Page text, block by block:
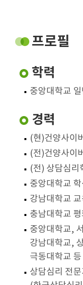
프로필
학력
중앙대학교
경력
(현)건양사이
(전)건양사이
(전) 상담심리
중앙대학교
강남대학교
충남대학교
중앙대학교,
강남대학교,
극동대학교
상담심리 전